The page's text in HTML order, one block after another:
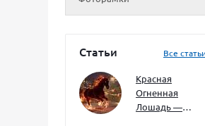
Статьи Все
Красная
Огненная
Лошадь —